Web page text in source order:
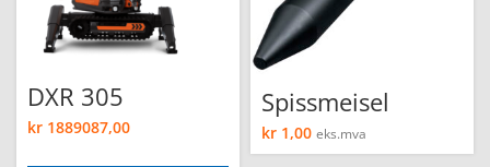
DXR 305
kr 1889087,00
Spissmeisel
kr 1,00 eks.mva